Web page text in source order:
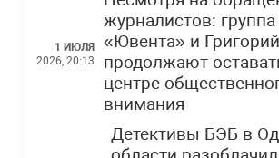
1 ИЮЛЯ
2026, 20:13
журналистов:
«Ювента» и
продолжают
центре
внимания
Детективы БЭБ в